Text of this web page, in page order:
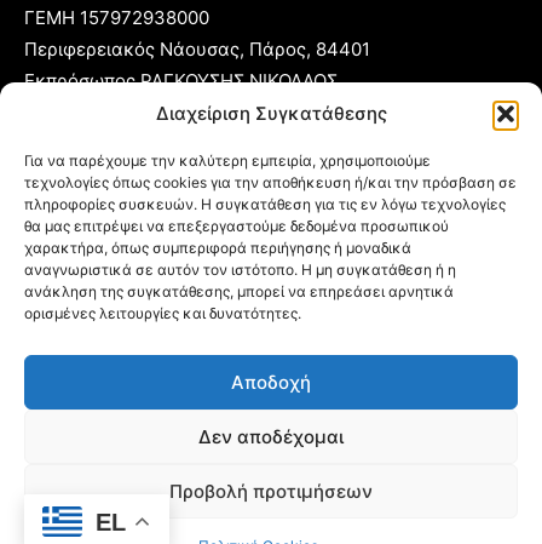
Διαχείριση Συγκατάθεσης
Για να παρέχουμε την καλύτερη εμπειρία, χρησιμοποιούμε
τεχνολογίες όπως cookies για την αποθήκευση ή/και την πρόσβαση σε
πληροφορίες συσκευών. Η συγκατάθεση για τις εν λόγω τεχνολογίες
θα μας επιτρέψει να επεξεργαστούμε δεδομένα προσωπικού
χαρακτήρα, όπως συμπεριφορά περιήγησης ή μοναδικά
αναγνωριστικά σε αυτόν τον ιστότοπο. Η μη συγκατάθεση ή η
ανάκληση της συγκατάθεσης, μπορεί να επηρεάσει αρνητικά
ορισμένες λειτουργίες και δυνατότητες.
Αποδοχή
Δεν αποδέχομαι
Προβολή προτιμήσεων
ΓΕΜΗ 157972938000
Περιφερειακός Νάουσας, Πάρος, 84401
Εκπρόσωπος ΡΑΓΚΟΥΣΗΣ ΝΙΚΟΛΑΟΣ
Κ:6977 248885
E:foni@typoparos.gr(για αγγελίες:sales@typoparos.gr)
Πολιτική απορρήτου & Cookies
EL